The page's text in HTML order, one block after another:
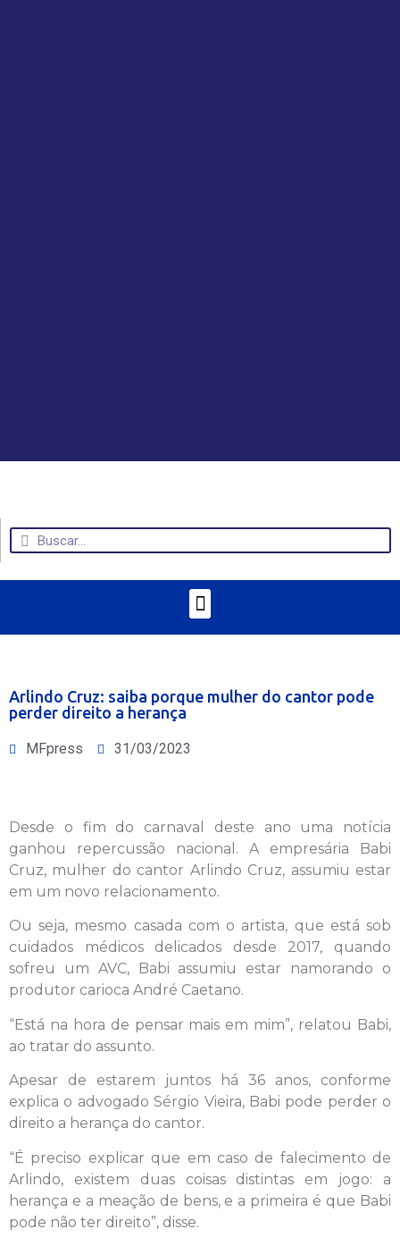
Arlindo Cruz: saiba porque mulher do cantor pode
perder direito a herança
MFpress 31/03/2023
Desde o fim do carnaval deste ano uma notícia
ganhou repercussão nacional. A empresária Babi
Cruz, mulher do cantor Arlindo Cruz, assumiu estar
em um novo relacionamento.
Ou seja, mesmo casada com o artista, que está sob
cuidados médicos delicados desde 2017, quando
sofreu um AVC, Babi assumiu estar namorando o
produtor carioca André Caetano.
“Está na hora de pensar mais em mim”, relatou Babi,
ao tratar do assunto.
Apesar de estarem juntos há 36 anos, conforme
explica o advogado Sérgio Vieira, Babi pode perder o
direito a herança do cantor.
“É preciso explicar que em caso de falecimento de
Arlindo, existem duas coisas distintas em jogo: a
herança e a meação de bens, e a primeira é que Babi
pode não ter direito”, disse.